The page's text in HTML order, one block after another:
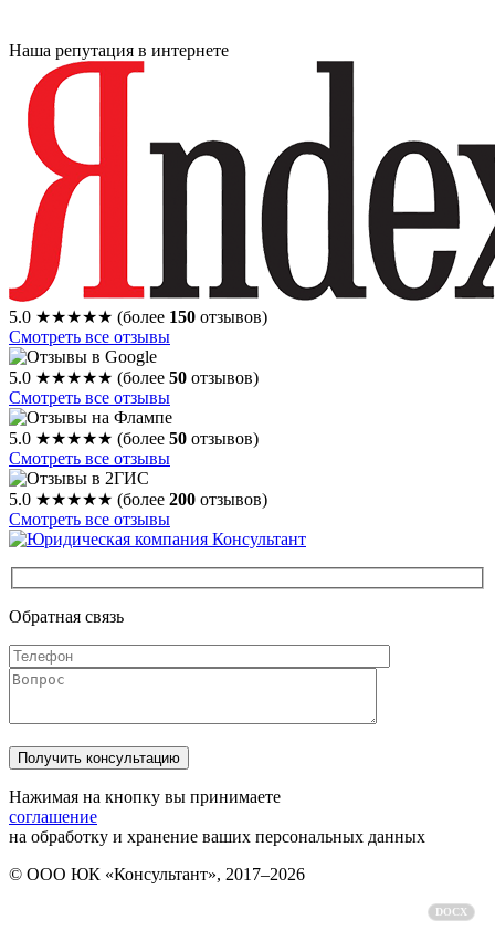
Наша репутация в интернете
5.0 ★★★★★ (более 150 отзывов)
Смотреть все отзывы
5.0 ★★★★★ (более 50 отзывов)
Смотреть все отзывы
5.0 ★★★★★ (более 50 отзывов)
Смотреть все отзывы
5.0 ★★★★★ (более 200 отзывов)
Смотреть все отзывы
Обратная связь
Нажимая на кнопку вы принимаете
соглашение
на обработку и хранение ваших персональных данных
© ООО ЮК «Консультант», 2017–2026
DOCX